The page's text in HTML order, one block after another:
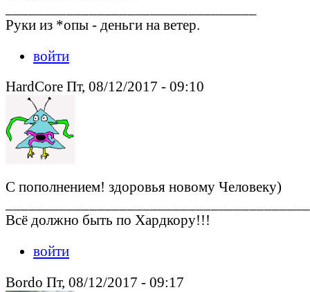
Руки из *опы - деньги на ветер.
войти
HardCore Пт, 08/12/2017 - 09:10
С пополнением! здоровья новому Человеку)
Всё должно быть по Хардкору!!!
войти
Bordo Пт, 08/12/2017 - 09:17